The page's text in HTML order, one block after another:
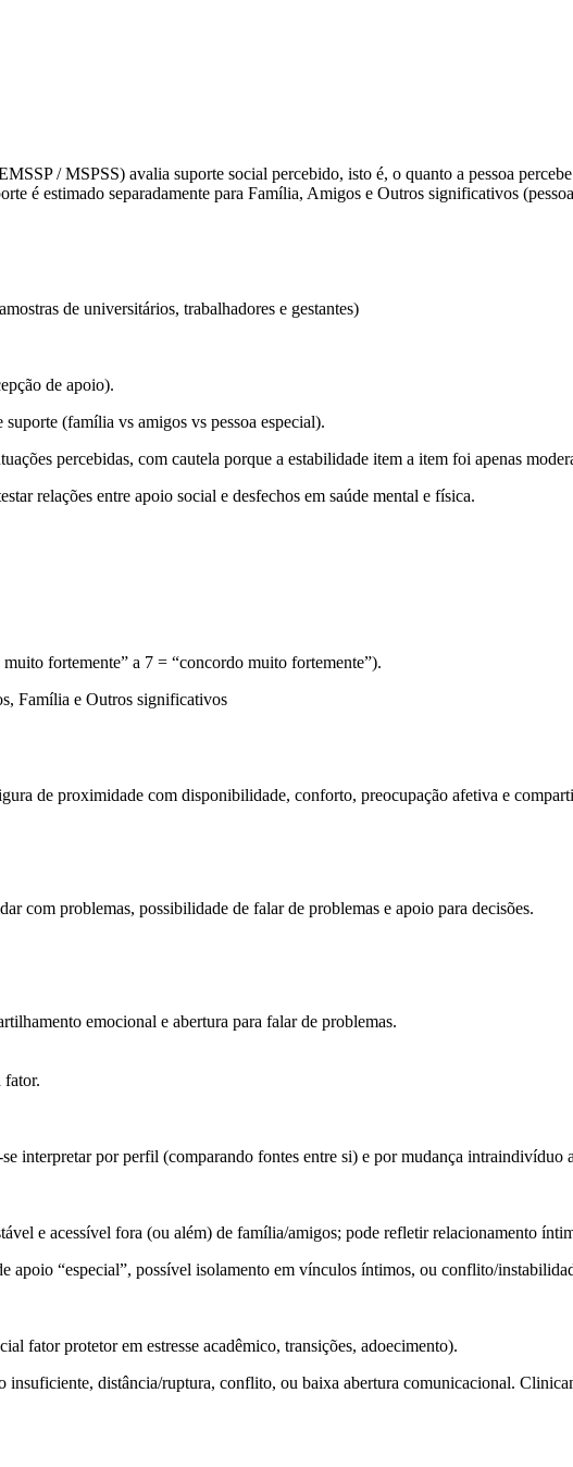
/ MSPSS) avalia suporte social percebido, isto é, o quanto a pessoa
é estimado separadamente para Família, Amigos e Outros significativos
de universitários, trabalhadores e gestantes)
de apoio).
(família vs amigos vs pessoa especial).
percebidas, com cautela porque a estabilidade item a item foi apenas
relações entre apoio social e desfechos em saúde mental e física.
fortemente” a 7 = “concordo muito fortemente”).
Família e Outros significativos
de proximidade com disponibilidade, conforto, preocupação afetiva e
com problemas, possibilidade de falar de problemas e apoio para decisões.
emocional e abertura para falar de problemas.
fator.
interpretarpor perfil (comparando fontes entre si) e pormudança intraindivíduo
e acessível fora (ou além) de família/amigos; pode refletir relacionamento
apoio “especial”, possível isolamento em vínculos íntimos, ou conflito/
fator protetor em estresse acadêmico, transições, adoecimento).
insuficiente, distância/ruptura, conflito, ou baixa abertura comunicacional.